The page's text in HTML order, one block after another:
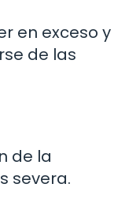
en exceso y
de las
de la
severa.